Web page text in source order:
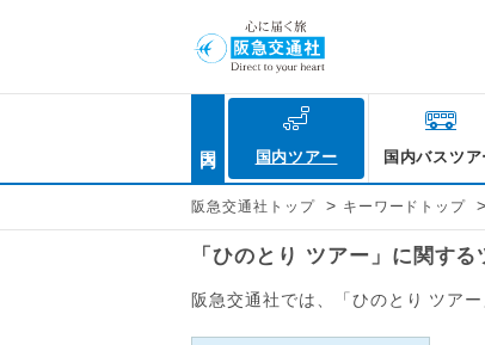
国内ツアー 国内バスツア
阪急交通社トップ > キーワードトップ >
「ひのとり ツアー」に関す
阪急交通社では、「ひのとり ツア